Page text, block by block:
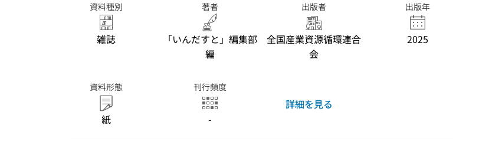
資料種別
雑誌
著者
「いんだすと」編集部
編
出版者
全国産業資源循環連合
会
出版年
2025
資料形態
紙
刊行頻度
-
詳細を見る